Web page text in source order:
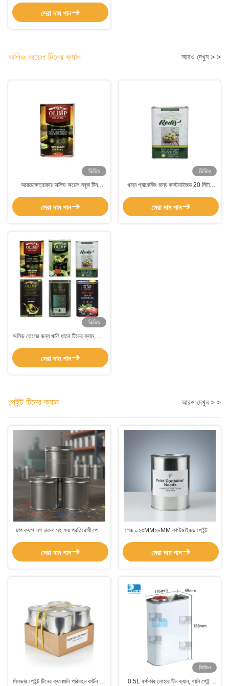
সেরা দাম পান
অলিভ অয়েল টিনের ক্যান আরও দেখুন > >
ভিডিও
আয়তক্ষেত্রাকার অলিভ অয়েল সবুজ টিন
সেরা দাম পান
ভিডিও
খাদ্য প্যাকেজিং জন্য কাস্টমাইজড 20 লিটার
সেরা দাম পান
ভিডিও
অলিভ তেলের জন্য খালি ধাতব টিনের ক্যান, খাদ্য
সেরা দাম পান
পেইন্ট টিনের ক্যান আরও দেখুন > >
চাপ ক্যাপ লগ ঢাকনা সহ ক্ষয় প্রতিরোধী পেইন্ট
সঞ্চয়স্থান বিকল্পগুলি সরবরাহ করে
সেরা দাম পান
গেজ ০২৩MM২৮MM কাস্টমাইজড পেইন্ট টিন
পেইন্ট কন্টেইনারের প্রয়োজনের জন্য ডিজাইন করা
সেরা দাম পান
সিলভার পেইন্ট টিনের ক্যানগুলি পরিবহন কার্টন পিই
ভিডিও
0.5L বর্গাকার লোহার টিন ক্যান, খালি পেইন্ট